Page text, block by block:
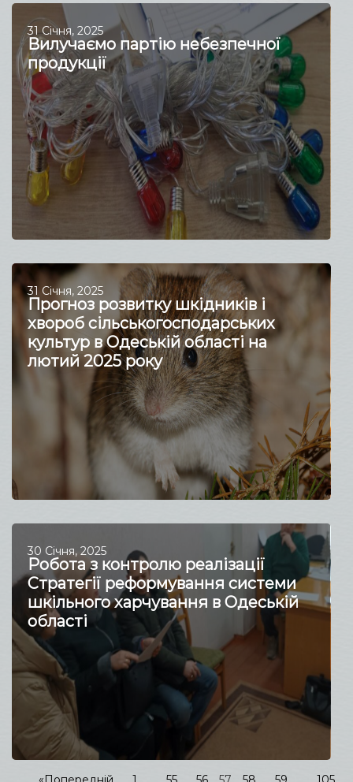
Вилучаємо партію небезпечної
продукції
31 Січня, 2025
Прогноз розвитку шкідників і
хвороб сільськогосподарських
культур в Одеській області на
лютий 2025 року
31 Січня, 2025
Робота з контролю реалізації
Стратегії реформування системи
шкільного харчування в Одеській
області
30 Січня, 2025